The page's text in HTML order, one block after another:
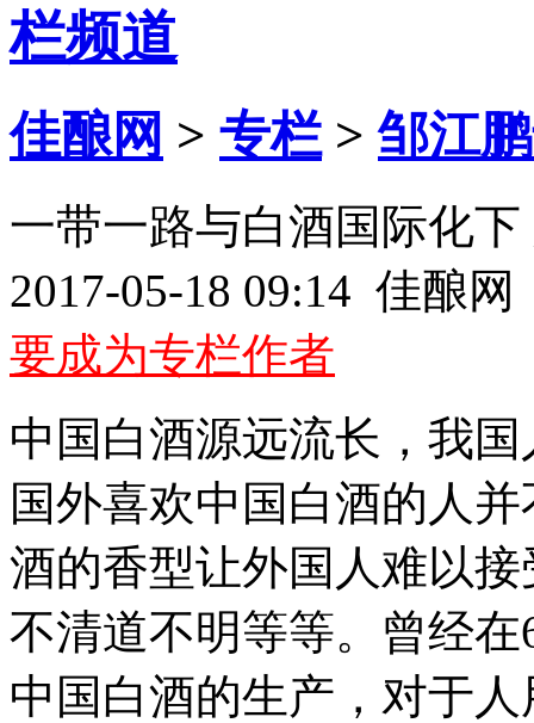
佳酿网 > 专栏>邹江
一带一路与白酒国际化
2017-05-18 09:14 佳酿
要成为专栏作者
中国白酒源远流长，我
国外喜欢中国白酒的人
酒的香型让外国人难以
不清道不明等等。曾经
中国白酒的生产，对于